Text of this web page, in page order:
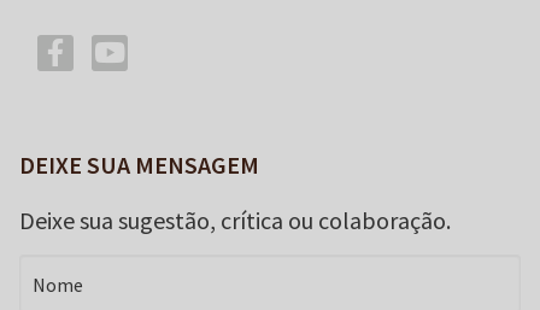
DEIXE SUA MENSAGEM
Deixe sua sugestão, crítica ou colaboração.